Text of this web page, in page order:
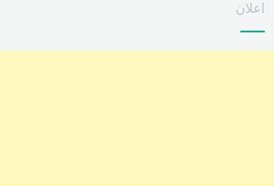
اعلان